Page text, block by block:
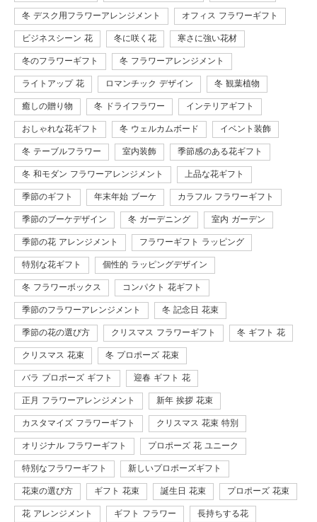
冬 デスク用フラワーアレンジメント オフィス フラワーギフト
ビジネスシーン 花 冬に咲く花 寒さに強い花材
冬のフラワーギフト 冬 フラワーアレンジメント
ライトアップ 花 ロマンチック デザイン 冬 観葉植物
癒しの贈り物 冬 ドライフラワー インテリアギフト
おしゃれな花ギフト 冬 ウェルカムボード イベント装飾
冬 テーブルフラワー 室内装飾 季節感のある花ギフト
冬 和モダン フラワーアレンジメント 上品な花ギフト
季節のギフト 年末年始 ブーケ カラフル フラワーギフト
季節のブーケデザイン 冬 ガーデニング 室内 ガーデン
季節の花 アレンジメント フラワーギフト ラッピング
特別な花ギフト 個性的 ラッピングデザイン
冬 フラワーボックス コンパクト 花ギフト
季節のフラワーアレンジメント 冬 記念日 花束
季節の花の選び方 クリスマス フラワーギフト 冬 ギフト 花
クリスマス 花束 冬 プロポーズ 花束
バラ プロポーズ ギフト 迎春 ギフト 花
正月 フラワーアレンジメント 新年 挨拶 花束
カスタマイズ フラワーギフト クリスマス 花束 特別
オリジナル フラワーギフト プロポーズ 花 ユニーク
特別なフラワーギフト 新しいプロポーズギフト
花束の選び方 ギフト 花束 誕生日 花束 プロポーズ 花束
花 アレンジメント ギフト フラワー 長持ちする花